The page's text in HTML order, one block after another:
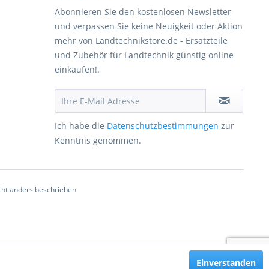
Abonnieren Sie den kostenlosen Newsletter
und verpassen Sie keine Neuigkeit oder Aktion
mehr von Landtechnikstore.de - Ersatzteile
und Zubehör für Landtechnik günstig online
einkaufen!.
Ich habe die Datenschutzbestimmungen zur
Kenntnis genommen.
anders beschrieben
Einverstanden